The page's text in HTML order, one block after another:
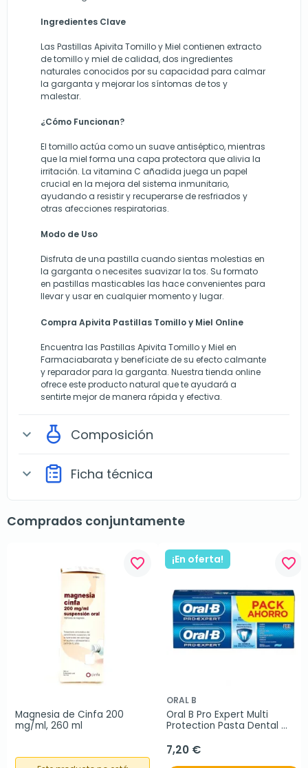
Ingredientes Clave
Las Pastillas Apivita Tomillo y Miel contienen extracto
de tomillo y miel de calidad, dos ingredientes
naturales conocidos por su capacidad para calmar
la garganta y mejorar los síntomas de tos y
malestar.
¿Cómo Funcionan?
El tomillo actúa como un suave antiséptico, mientras
que la miel forma una capa protectora que alivia la
irritación. La vitamina C añadida juega un papel
crucial en la mejora del sistema inmunitario,
ayudando a resistir y recuperarse de resfriados y
otras afecciones respiratorias.
Modo de Uso
Disfruta de una pastilla cuando sientas molestias en
la garganta o necesites suavizar la tos. Su formato
en pastillas masticables las hace convenientes para
llevar y usar en cualquier momento y lugar.
Compra Apivita Pastillas Tomillo y Miel Online
Encuentra las Pastillas Apivita Tomillo y Miel en
Farmaciabarata y benefíciate de su efecto calmante
y reparador para la garganta. Nuestra tienda online
ofrece este producto natural que te ayudará a
sentirte mejor de manera rápida y efectiva.
expand_more Composición
expand_more Ficha técnica
Comprados conjuntamente
favorite_border
Magnesia de Cinfa 200
mg/ml, 260 ml
¡En oferta! favorite_border
ORAL B
Oral B Pro Expert Multi
Protection Pasta Dental
7,20 €